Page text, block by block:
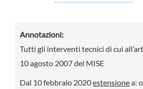
Annotazioni:
Tutti gli interventi tecnici di cui
10 agosto 2007 del MISE
Dal 10 febbraio 2020estensionea: